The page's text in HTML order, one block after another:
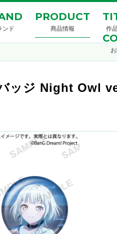
ンド
PRODUCT
商品情報 作
ッジ Night Owl